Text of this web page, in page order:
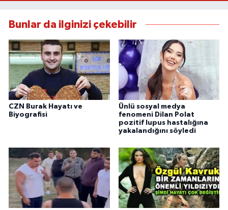
Bunlar da ilginizi çekebilir
CZN Burak Hayatı ve
Biyografisi
Ünlü sosyal medya
fenomeni Dilan Polat
pozitif lupus hastalığına
yakalandığını söyledi